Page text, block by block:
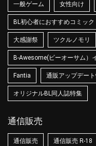
一般ゲーム 女性向け
BL初心者におすすめコミック
大感謝祭 ツクルノモリ
B-Awesome(ビーオーサム）
Fantia 通販アップデー
オリジナルBL同人誌特集
通信販売
通信販売 通信販売 R-18